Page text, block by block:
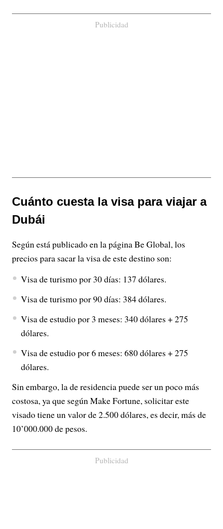
Publicidad
Cuánto cuesta la visa para viajar a
Dubái
Según está publicado en la página Be Global, los
precios para sacar la visa de este destino son:
Visa de turismo por 30 días: 137 dólares.
Visa de turismo por 90 días: 384 dólares.
Visa de estudio por 3 meses: 340 dólares + 275
dólares.
Visa de estudio por 6 meses: 680 dólares + 275
dólares.
Sin embargo, la de residencia puede ser un poco más
costosa, ya que según Make Fortune, solicitar este
visado tiene un valor de 2.500 dólares, es decir, más de
10’000.000 de pesos.
Publicidad